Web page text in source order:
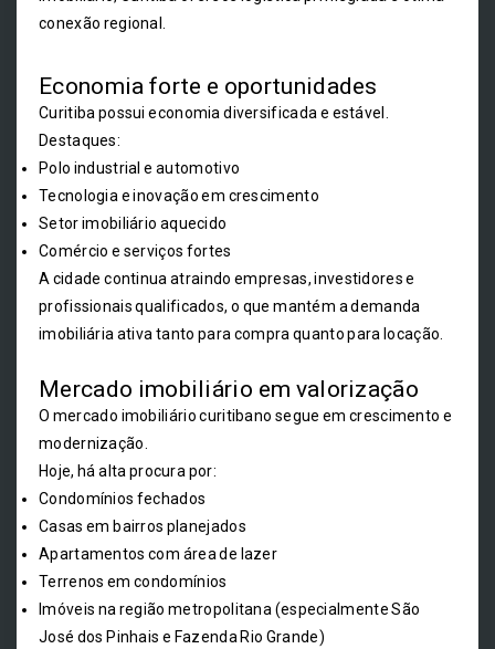
conexão regional.
Economia forte e oportunidades
Curitiba possui economia diversificada e estável.
Destaques:
Polo industrial e automotivo
Tecnologia e inovação em crescimento
Setor imobiliário aquecido
Comércio e serviços fortes
A cidade continua atraindo empresas, investidores e
profissionais qualificados, o que mantém a demanda
imobiliária ativa tanto para compra quanto para locação.
Mercado imobiliário em valorização
O mercado imobiliário curitibano segue em crescimento e
modernização.
Hoje, há alta procura por:
Condomínios fechados
Casas em bairros planejados
Apartamentos com área de lazer
Terrenos em condomínios
Imóveis na região metropolitana (especialmente São
José dos Pinhais e Fazenda Rio Grande)